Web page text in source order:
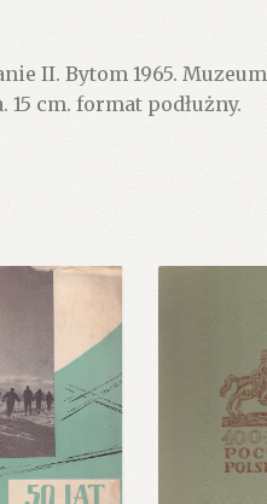
II. Bytom 1965. Muzeum
cm. format podłużny.